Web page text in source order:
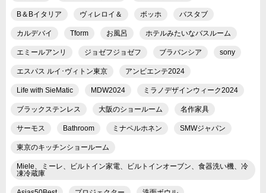
B＆Bイタリア ヴィレロイ＆ ボッホ バスタブ
カルデバイ Tform お風呂 ホテルみたいなバスルーム
エミールアンリ ジョゼフジョゼフ ブラバンシア sony
エスパス ルイ･ヴィトン東京 アンビエンテ2024
Life with SieMatic MDW2024 ミラノデザインウィーク2024
ブラックステンレス 大阪のショールーム 名作家具
サーモス Bathroom ミナペルホネン SMWジャパン
東京のキッチンショールーム
Miele、ミーレ、ビルトイン家電、ビルトインオーブン、食器洗い機、冷
凍冷蔵庫